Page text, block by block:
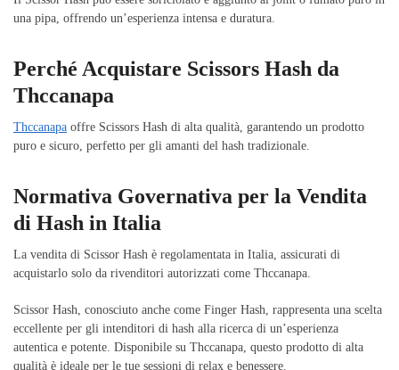
una pipa, offrendo un’esperienza intensa e duratura.
Perché Acquistare Scissors Hash da
Thccanapa
Thccanapa offre Scissors Hash di alta qualità, garantendo un prodotto
puro e sicuro, perfetto per gli amanti del hash tradizionale.
Normativa Governativa per la Vendita
di Hash in Italia
La vendita di Scissor Hash è regolamentata in Italia, assicurati di
acquistarlo solo da rivenditori autorizzati come Thccanapa.
Scissor Hash, conosciuto anche come Finger Hash, rappresenta una scelta
eccellente per gli intenditori di hash alla ricerca di un’esperienza
autentica e potente. Disponibile su Thccanapa, questo prodotto di alta
qualità è ideale per le tue sessioni di relax e benessere.